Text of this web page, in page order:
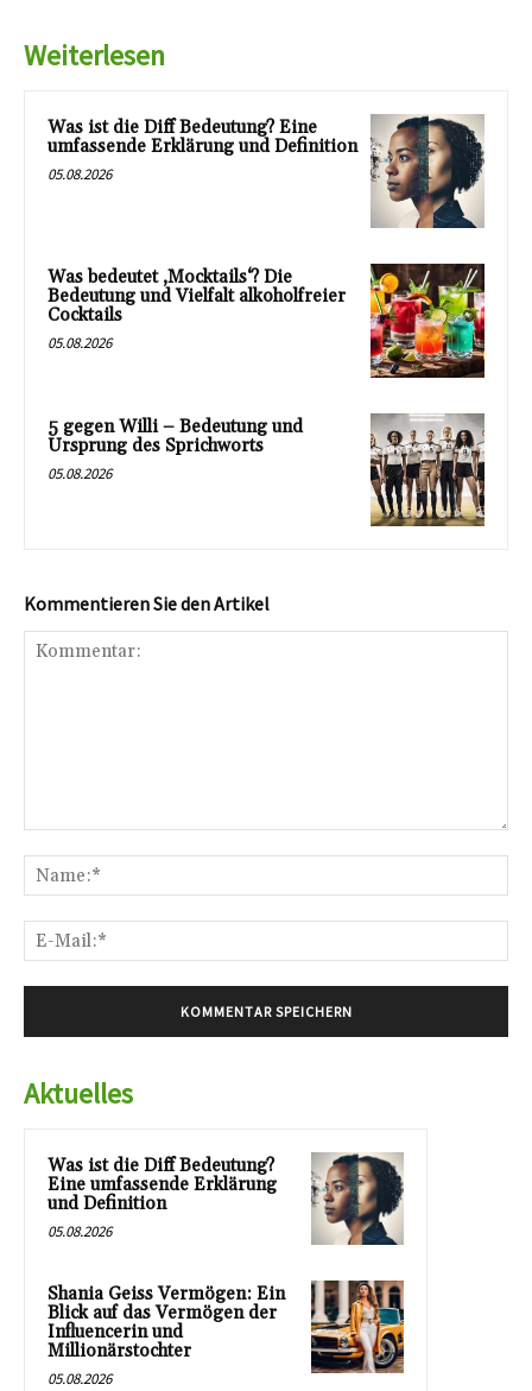
Weiterlesen
Was ist die Diff Bedeutung? Eine
umfassende Erklärung und Definition
05.08.2026
Was bedeutet ‚Mocktails‘? Die
Bedeutung und Vielfalt alkoholfreier
Cocktails
05.08.2026
5 gegen Willi – Bedeutung und
Ursprung des Sprichworts
05.08.2026
Kommentieren Sie den Artikel
Aktuelles
Was ist die Diff Bedeutung?
Eine umfassende Erklärung
und Definition
05.08.2026
Shania Geiss Vermögen: Ein
Blick auf das Vermögen der
Influencerin und
Millionärstochter
05.08.2026